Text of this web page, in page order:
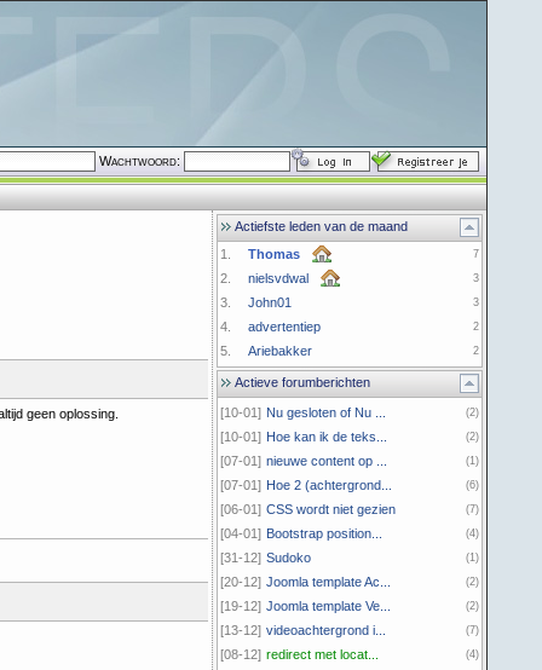
Wachtwoord:
geen oplossing.
Actiefste leden van de maand
1.
Thomas 7
2. nielsvdwal 3
3. John01 3
4. advertentiep 2
5. Ariebakker 2
Actieve forumberichten
[10-01] Nu gesloten of Nu ... (2)
[10-01] Hoe kan ik de teks... (2)
[07-01] nieuwe content op ... (1)
[07-01] Hoe 2 (achtergrond... (6)
[06-01] CSS wordt niet gezien (7)
[04-01] Bootstrap position... (4)
[31-12] Sudoko (1)
[20-12] Joomla template Ac... (2)
[19-12] Joomla template Ve... (2)
[13-12] videoachtergrond i... (7)
[08-12] redirect met locat... (4)